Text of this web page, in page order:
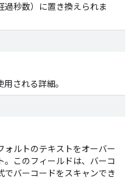
過秒数）に置き換えられま
される詳細。
ォルトのテキストをオーバー
。このフィールドは、バーコ
でバーコードをスキャンでき